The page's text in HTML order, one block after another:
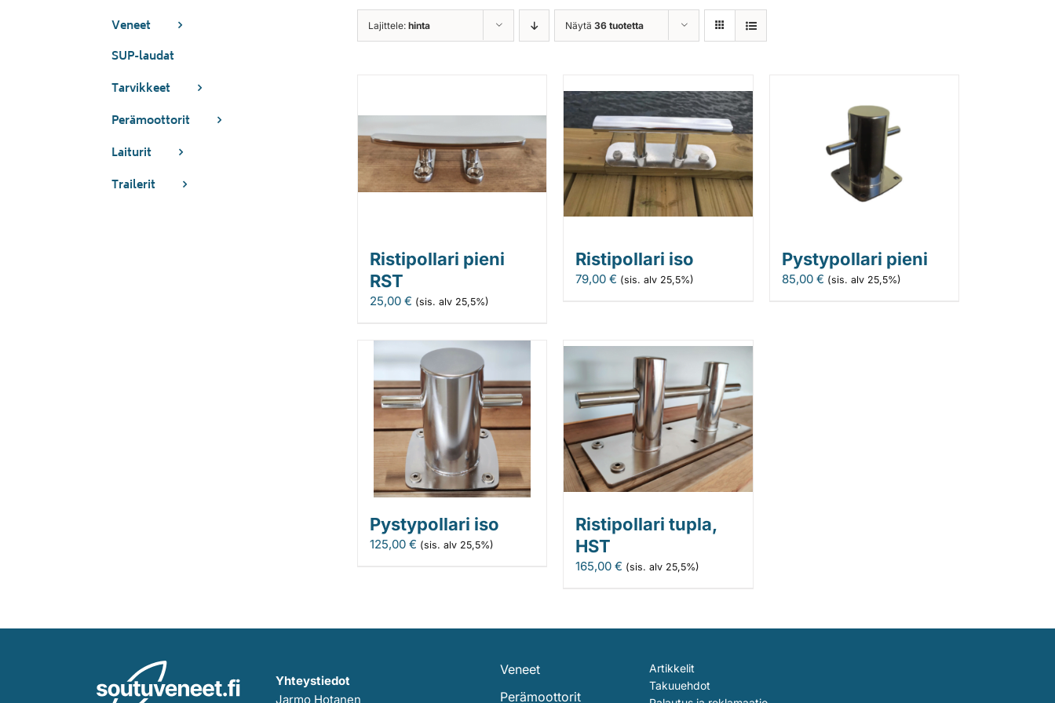
Lajittele: hinta Näytä 36 tuotetta
Ristipollari pieni
RST
25,00 € (sis. alv 25,5%)
Ristipollari iso
79,00€ (sis. alv 25,5%)
Pystypollari pieni
85,00 € (sis. alv 25,5%)
Pystypollari iso
125,00 € (sis. alv 25,5%)
Ristipollari tupla,
HST
165,00€ (sis. alv 25,5%)
Veneet
SUP-laudat
Tarvikkeet
Perämoottorit
Laiturit
Trailerit
Yhteystiedot
Jarmo Hotanen
Veneet
Perämoottorit
Artikkelit
Takuuehdot